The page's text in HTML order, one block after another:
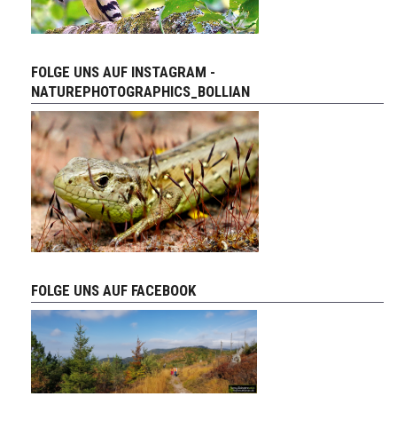
FOLGE UNS AUF INSTAGRAM -
NATUREPHOTOGRAPHICS_BOLLIAN
FOLGE UNS AUF FACEBOOK